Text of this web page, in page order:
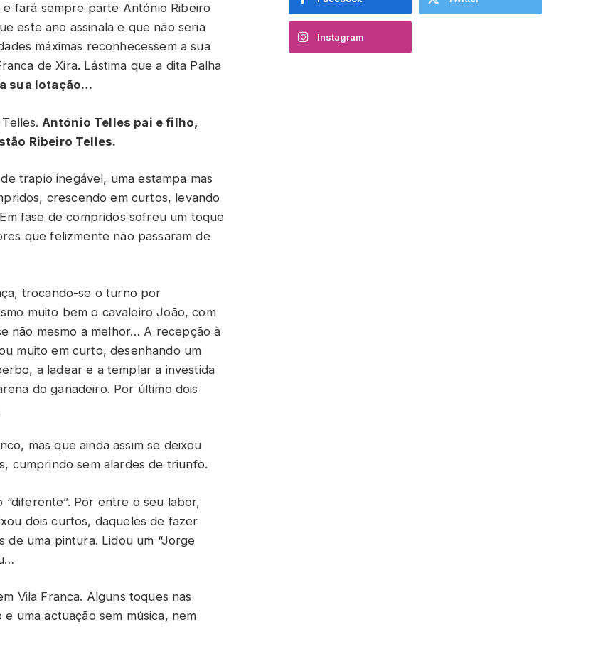
fará sempre parte António Ribeiro
este ano assinala e que não seria
máximas reconhecessem a sua
de Xira. Lástima que a dita Palha
sua lotação…
António Telles pai e filho,
Ribeiro Telles.
trapio inegável, uma estampa mas
crescendo em curtos, levando
fase de compridos sofreu um toque
que felizmente não passaram de
trocando-se o turno por
muito bem o cavaleiro João, com
não mesmo a melhor… A recepção à
muito em curto, desenhando um
a ladear e a templar a investida
do ganadeiro. Por último dois
mas que ainda assim se deixou
cumprindo sem alardes de triunfo.
Por entre o seu labor,
dois curtos, daqueles de fazer
uma pintura. Lidou um “Jorge
Vila Franca. Alguns toques nas
uma actuação sem música, nem
Instagram